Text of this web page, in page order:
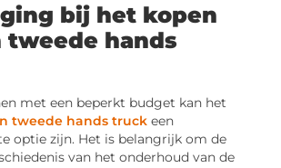
bij het kopen
tweede hands
met een beperkt budget kan het
tweede hands truck een
optie zijn. Het is belangrijk om de
van het onderhoud van de